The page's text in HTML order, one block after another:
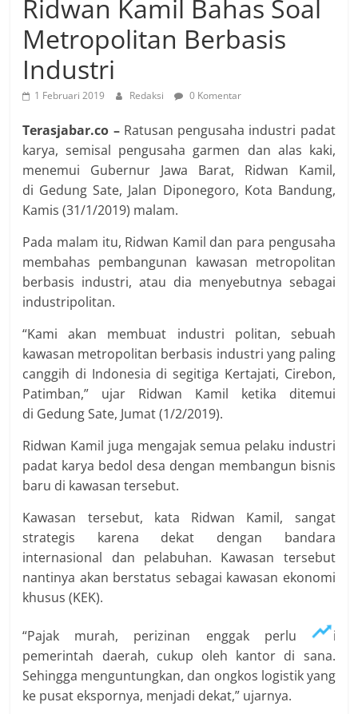
Ridwan Kamil Bahas Soal
Metropolitan Berbasis
Industri
1 Februari 2019 Redaksi 0 Komentar
Terasjabar.co –Ratusan pengusaha industri padat
karya, semisal pengusaha garmen dan alas kaki,
menemui Gubernur Jawa Barat, Ridwan Kamil,
di Gedung Sate, Jalan Diponegoro, Kota Bandung,
Kamis (31/1/2019) malam.
Pada malam itu, Ridwan Kamil dan para pengusaha
membahas pembangunan kawasan metropolitan
berbasis industri, atau dia menyebutnya sebagai
industripolitan.
“Kami akan membuat industri politan, sebuah
kawasan metropolitan berbasis industri yang paling
canggih di Indonesia di segitiga Kertajati, Cirebon,
Patimban,” ujar Ridwan Kamil ketika ditemui
di Gedung Sate, Jumat (1/2/2019).
Ridwan Kamil juga mengajak semua pelaku industri
padat karya bedol desa dengan membangun bisnis
baru di kawasan tersebut.
Kawasan tersebut, kata Ridwan Kamil, sangat
strategis karena dekat dengan bandara
internasional dan pelabuhan. Kawasan tersebut
nantinya akan berstatus sebagai kawasan ekonomi
khusus (KEK).
“Pajak murah, perizinan enggak perlu dari
pemerintah daerah, cukup oleh kantor di sana.
Sehingga menguntungkan, dan ongkos logistik yang
ke pusat ekspornya, menjadi dekat,” ujarnya.